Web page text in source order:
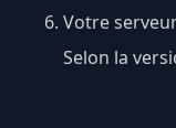
Votre
Selon la